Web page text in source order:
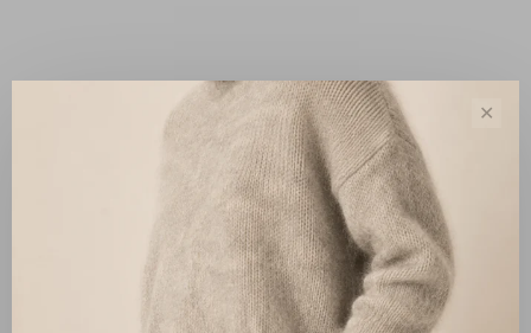
Toon 1 - 0 van 0
✕